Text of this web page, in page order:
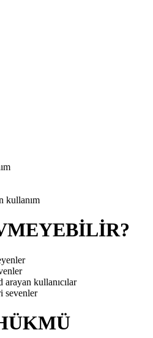
kullanım
kullanıcılar
sevenler